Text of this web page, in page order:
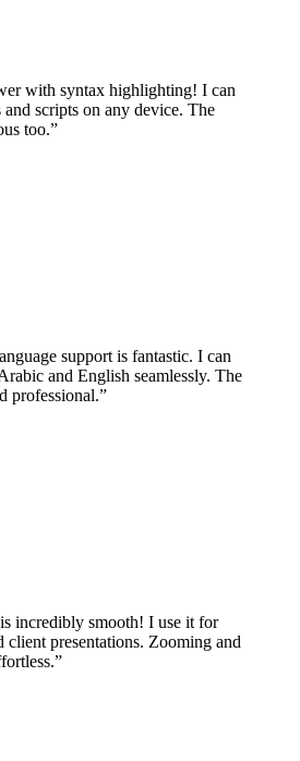
with syntax highlighting! I can
scripts on any device. The
too.”
support is fantastic. I can
and English seamlessly. The
professional.”
incredibly smooth! I use it for
client presentations. Zooming and
”